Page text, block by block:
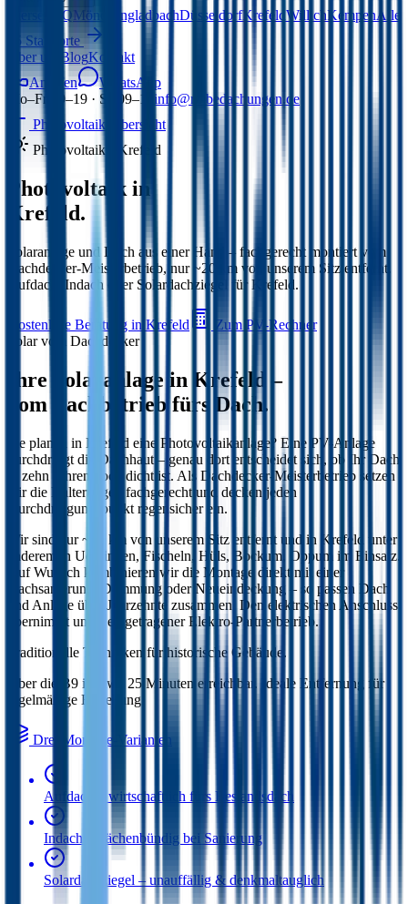
HQ MönchengladbachDüsseldorfKrefeld WillichKempenAlle
15 Standorte
Über uns
BlogKontakt
Anrufen
WhatsApp
Mo–Fr 09–19 · Sa 09–15 info@rz-bedachungen.de
Photovoltaik-Übersicht
Photovoltaik ·
Krefeld
Photovoltaik in
Krefeld.
Solaranlage und Dach aus einer Hand – fachgerecht montiert vom
Dachdecker-Meisterbetrieb, nur ~20 km von unserem Sitz entfernt
Aufdach, Indach oder Solardachziegel fürKrefeld.
Kostenlose Beratung in Krefeld
Zum PV-Rechner
Solar vom Dachdecker
Ihre Solaranlage in Krefeld –
vom Fachbetrieb fürs Dach.
Sie planen in Krefeld eine Photovoltaikanlage? Eine PV-Anlage
durchdringt die Dachhaut – genau dort entscheidet sich, ob Ihr Dach
in zehn Jahren noch dicht ist. Als Dachdecker-Meisterbetrieb setzen
wir die Halterungen fachgerecht und decken jeden
Durchdringungspunkt regensicher ein.
Wir sind
nur ~20 km von unserem Sitz entfernt und in Krefeld
unter
anderem in Uerdingen, Fischeln, Hüls, Bockum, Oppum im Einsatz.
Auf Wunsch kombinieren wir die Montage direkt mit einer
Dachsanierung, Dämmung oder Neueindeckung – so passen Dach
und Anlage über Jahrzehnte zusammen. Den elektrischen Anschluss
übernimmt unser eingetragener Elektro-Partnerbetrieb.
Traditionelle Techniken für historische Gebäude .
Über die B9 in etwa 25 Minuten erreichbar. Ideale Entfernung für
regelmäßige Betreuung.
Drei Montage-Varianten
Aufdach – wirtschaftlich fürs Bestandsdach
Indach – flächenbündig bei Sanierung
Solardachziegel – unauffällig & denkmaltauglich